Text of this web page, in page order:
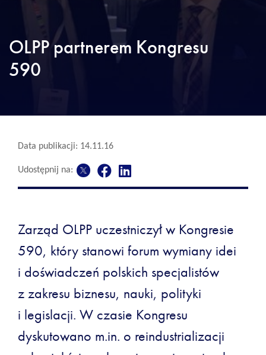
OLPP partnerem Kongresu
590
Data publikacji: 14.11.16
Udostępnij na:
Zarząd OLPP uczestniczył w Kongresie
590, który stanowi forum wymiany idei
i doświadczeń polskich specjalistów
z zakresu biznesu, nauki, polityki
i legislacji. W czasie Kongresu
dyskutowano m.in. o reindustrializacji